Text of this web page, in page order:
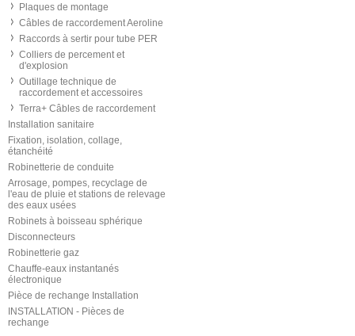
Plaques de montage
Câbles de raccordement Aeroline
Raccords à sertir pour tube PER
Colliers de percement et
d'explosion
Outillage technique de
raccordement et accessoires
Terra+ Câbles de raccordement
Installation sanitaire
Fixation, isolation, collage,
étanchéité
Robinetterie de conduite
Arrosage, pompes, recyclage de
l'eau de pluie et stations de relevage
des eaux usées
Robinets à boisseau sphérique
Disconnecteurs
Robinetterie gaz
Chauffe-eaux instantanés
électronique
Pièce de rechange Installation
INSTALLATION - Pièces de
rechange